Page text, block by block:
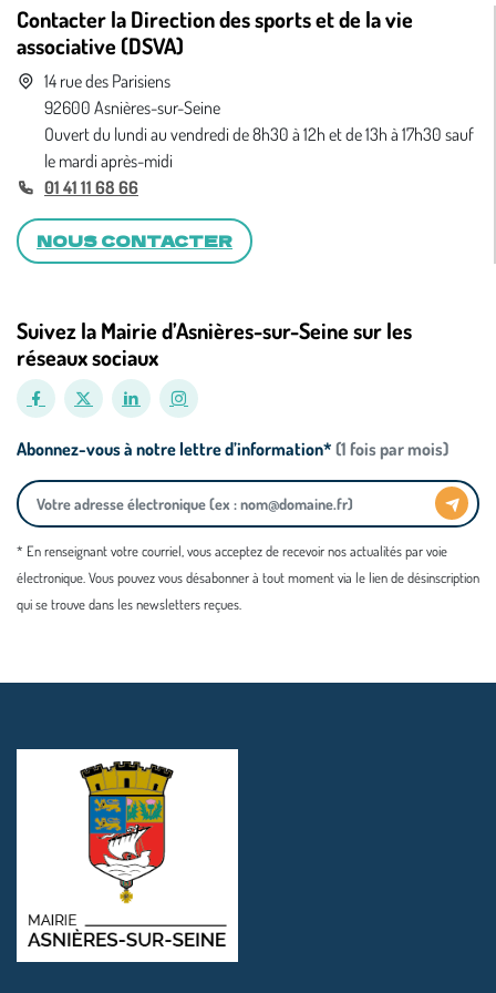
Contacter la Direction des sports et de la vie
associative (DSVA)
14 rue des Parisiens
92600 Asnières-sur-Seine
Ouvert du lundi au vendredi de 8h30 à 12h et de 13h à 17h30 sauf
le mardi après-midi
01 41 11 68 66
NOUS CONTACTER
Suivez la Mairie d’Asnières-sur-Seine sur les
réseaux sociaux
Abonnez-vous à notre lettre d’information* (1 fois par mois)
* En renseignant votre courriel, vous acceptez de recevoir nos actualités par voie
électronique. Vous pouvez vous désabonner à tout moment via le lien de désinscription
qui se trouve dans les newsletters reçues.